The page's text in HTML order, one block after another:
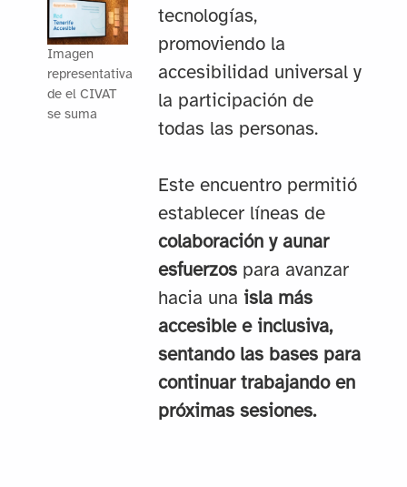
Imagen
representativa
de el CIVAT
se suma
tecnologías,
promoviendo la
accesibilidad universal y
la participación de
todas las personas.
Este encuentro permitió
establecer líneas de
colaboración y aunar
esfuerzospara avanzar
hacia una isla más
accesible e inclusiva,
sentando las bases para
continuar trabajando en
próximas sesiones.